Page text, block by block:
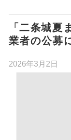
「二条城夏
業者の公募
2026年3月2日